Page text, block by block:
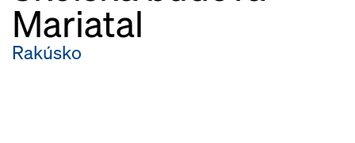
Mariatal
Rakúsko